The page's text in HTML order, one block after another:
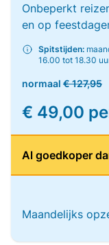
Onbeperkt
en op
Spitstijden:
16.00 tot 18.30
normaal € 127,95
€ 49,00
Al goedkoper
Maandelijks